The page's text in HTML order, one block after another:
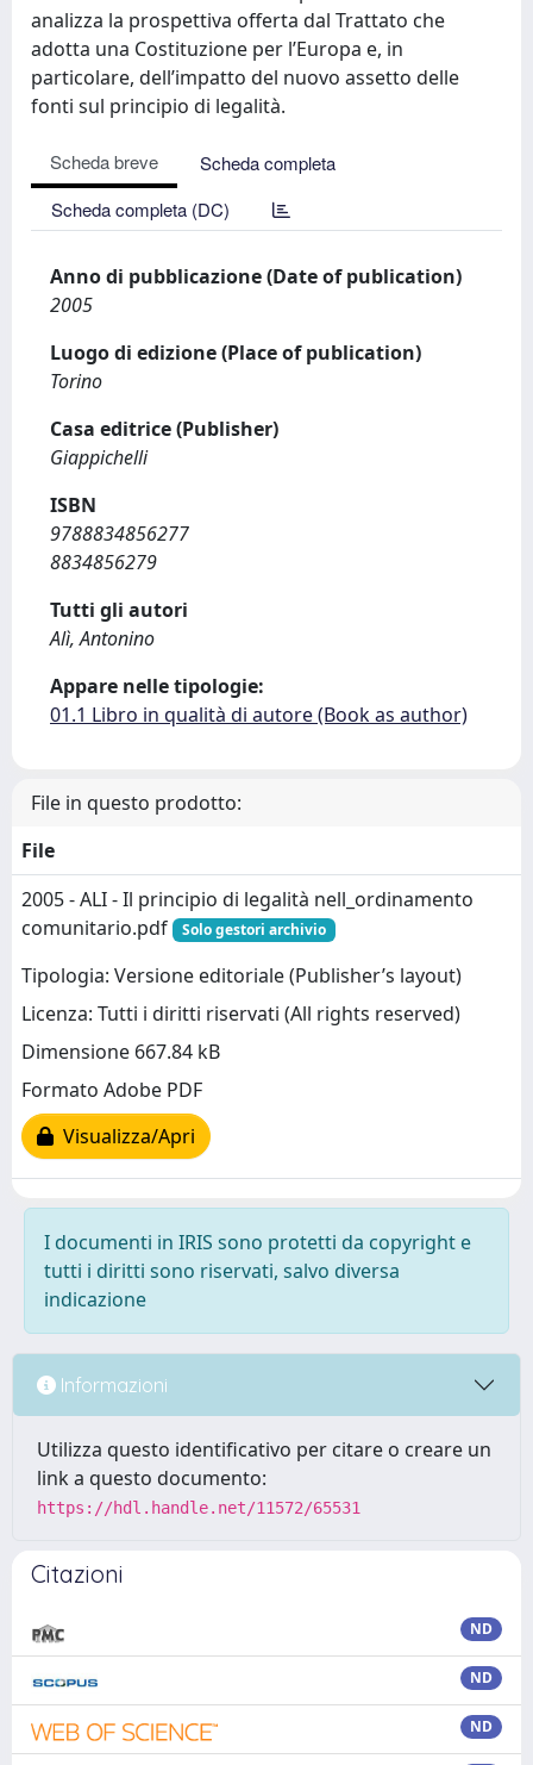
analizza la prospettiva offerta dal Trattato che
adotta una Costituzione per l’Europa e, in
particolare, dell’impatto del nuovo assetto delle
fonti sul principio di legalità.
Scheda breve
Scheda completa
Scheda completa (DC)
Anno di pubblicazione (Date of publication)
2005
Luogo di edizione (Place of publication)
Torino
Casa editrice (Publisher)
Giappichelli
ISBN
9788834856277
8834856279
Tutti gli autori
Alì, Antonino
Appare nelle tipologie:
01.1 Libro in qualità di autore (Book as author)
File in questo prodotto:
File
2005 - ALI - Il principio di legalità nell_ordinamento
comunitario.pdf
Solo gestori archivio
Tipologia: Versione editoriale (Publisher’s layout)
Licenza: Tutti i diritti riservati (All rights reserved)
Dimensione 667.84 kB
Formato Adobe PDF
Visualizza/Apri
I documenti in IRIS sono protetti da copyright e
tutti i diritti sono riservati, salvo diversa
indicazione
Informazioni
Utilizza questo identificativo per citare o creare un
link a questo documento:
https://hdl.handle.net/11572/65531
Citazioni
ND
ND
ND